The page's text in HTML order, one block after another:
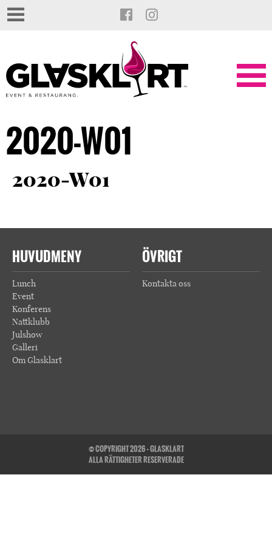
2020-W01
2020-W01
HUVUDMENY
Lunch
Event
Konferens
Nattklubb
Julshow
Galleri
Om Glasklart
ÖVRIGT
Kontakta oss
© COPYRIGHT 2026 - GLASKLART
ALLA RÄTTIGHETER RESERVERADE